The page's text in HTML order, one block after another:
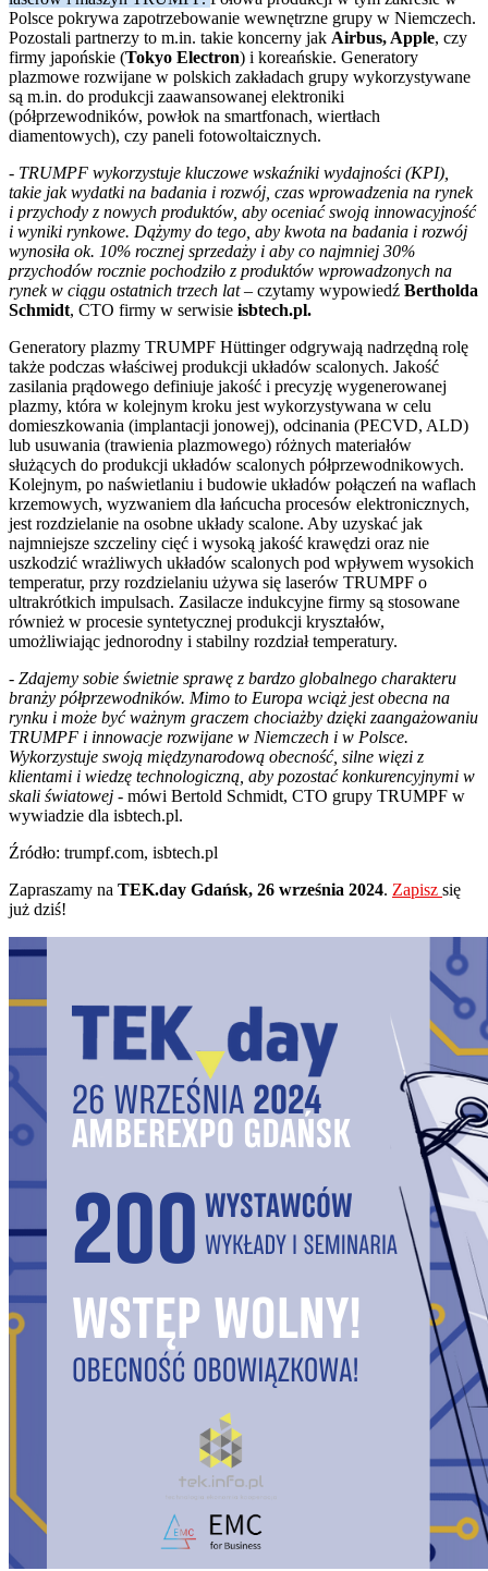
Polsce pokrywa zapotrzebowanie wewnętrzne grupy w Niemczech.
Pozostali partnerzy to m.in. takie koncerny jak Airbus, Apple, czy
firmy japońskie (Tokyo Electron) i koreańskie. Generatory
plazmowe rozwijane w polskich zakładach grupy wykorzystywane
są m.in. do produkcji zaawansowanej elektroniki
(półprzewodników, powłok na smartfonach, wiertłach
diamentowych), czy paneli fotowoltaicznych.
- TRUMPF wykorzystuje kluczowe wskaźniki wydajności (KPI),
takie jak wydatki na badania i rozwój, czas wprowadzenia na rynek
i przychody z nowych produktów, aby oceniać swoją innowacyjność
i wyniki rynkowe. Dążymy do tego, aby kwota na badania i rozwój
wynosiła ok. 10% rocznej sprzedaży i aby co najmniej 30%
przychodów rocznie pochodziło z produktów wprowadzonych na
rynek w ciągu ostatnich trzech lat – czytamy wypowiedź Bertholda
Schmidt, CTO firmy w serwisie isbtech.pl.
Generatory plazmy TRUMPF Hüttinger odgrywają nadrzędną rolę
także podczas właściwej produkcji układów scalonych. Jakość
zasilania prądowego definiuje jakość i precyzję wygenerowanej
plazmy, która w kolejnym kroku jest wykorzystywana w celu
domieszkowania (implantacji jonowej), odcinania (PECVD, ALD)
lub usuwania (trawienia plazmowego) różnych materiałów
służących do produkcji układów scalonych półprzewodnikowych.
Kolejnym, po naświetlaniu i budowie układów połączeń na waflach
krzemowych, wyzwaniem dla łańcucha procesów elektronicznych,
jest rozdzielanie na osobne układy scalone. Aby uzyskać jak
najmniejsze szczeliny cięć i wysoką jakość krawędzi oraz nie
uszkodzić wrażliwych układów scalonych pod wpływem wysokich
temperatur, przy rozdzielaniu używa się laserów TRUMPF o
ultrakrótkich impulsach. Zasilacze indukcyjne firmy są stosowane
również w procesie syntetycznej produkcji kryształów,
umożliwiając jednorodny i stabilny rozdział temperatury.
- Zdajemy sobie świetnie sprawę z bardzo globalnego charakteru
branży półprzewodników. Mimo to Europa wciąż jest obecna na
rynku i może być ważnym graczem chociażby dzięki zaangażowaniu
TRUMPF i innowacje rozwijane w Niemczech i w Polsce.
Wykorzystuje swoją międzynarodową obecność, silne więzi z
klientami i wiedzę technologiczną, aby pozostać konkurencyjnymi w
skali światowej - mówi Bertold Schmidt, CTO grupy TRUMPF w
wywiadzie dla isbtech.pl.
Źródło: trumpf.com, isbtech.pl
Zapraszamy na TEK.day Gdańsk, 26 września 2024. Zapisz się
już dziś!